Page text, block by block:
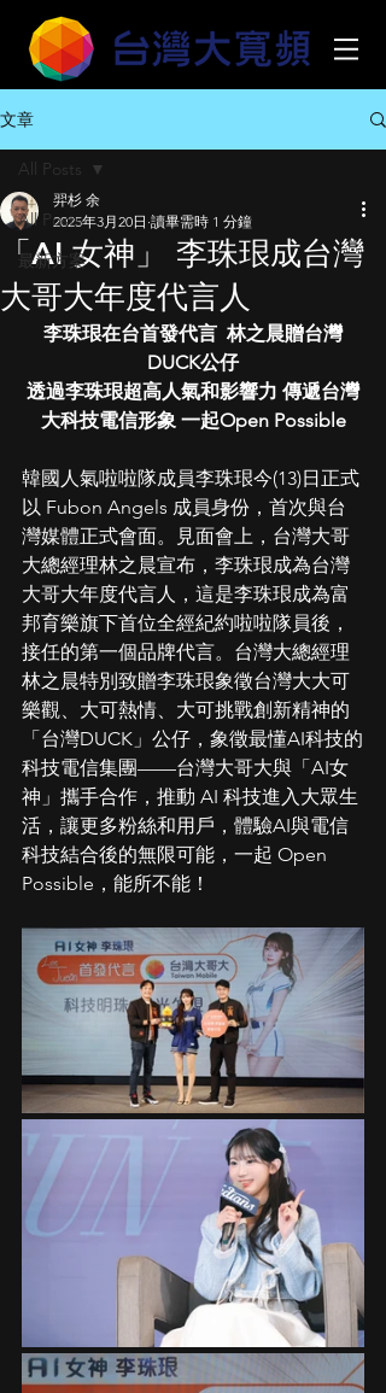
文章
All Posts
最新方案
All Posts
「AI 女神」 李珠珢成台灣
大哥大年度代言人
羿杉 余
2025年3月20日 讀畢需時 1 分鐘
李珠珢在台首發代言  林之晨贈台灣
DUCK公仔
透過李珠珢超高人氣和影響力 傳遞台灣
大科技電信形象 一起Open Possible
韓國人氣啦啦隊成員李珠珢今(13)日正式
以 Fubon Angels 成員身份，首次與台
灣媒體正式會面。見面會上，台灣大哥
大總經理林之晨宣布，李珠珢成為台灣
大哥大年度代言人，這是李珠珢成為富
邦育樂旗下首位全經紀約啦啦隊員後，
接任的第一個品牌代言。台灣大總經理
林之晨特別致贈李珠珢象徵台灣大大可
樂觀、大可熱情、大可挑戰創新精神的
「台灣DUCK」公仔，象徵最懂AI科技的
科技電信集團——台灣大哥大與「AI女
神」攜手合作，推動 AI 科技進入大眾生
活，讓更多粉絲和用戶，體驗AI與電信
科技結合後的無限可能，一起 Open
Possible，能所不能！